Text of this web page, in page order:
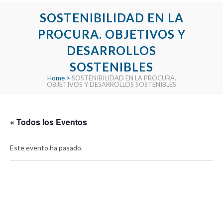
SOSTENIBILIDAD EN LA
PROCURA. OBJETIVOS Y
DESARROLLOS
SOSTENIBLES
Home> SOSTENIBILIDAD EN LA PROCURA.
OBJETIVOS Y DESARROLLOS SOSTENIBLES
« Todos los Eventos
Este evento ha pasado.